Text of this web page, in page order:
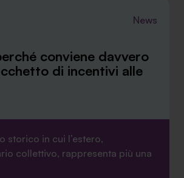
News
conviene davvero
di incentivi alle
storico in cui l’estero,
collettivo, rappresenta più una